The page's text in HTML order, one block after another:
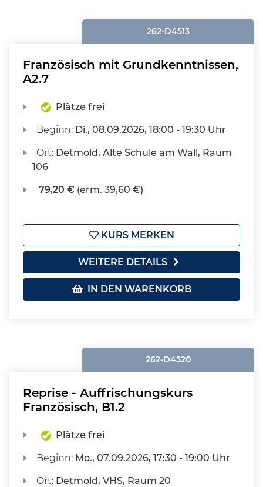
262-D4513
Französisch mit Grundkenntnissen,
A2.7
Plätze frei
Beginn: Di., 08.09.2026, 18:00 - 19:30 Uhr
Ort: Detmold, Alte Schule am Wall, Raum
106
79,20 € (erm. 39,60 €)
KURS MERKEN
WEITERE DETAILS
IN DEN WARENKORB
262-D4520
Reprise - Auffrischungskurs
Französisch, B1.2
Plätze frei
Beginn: Mo., 07.09.2026, 17:30 - 19:00 Uhr
Ort: Detmold, VHS, Raum 20